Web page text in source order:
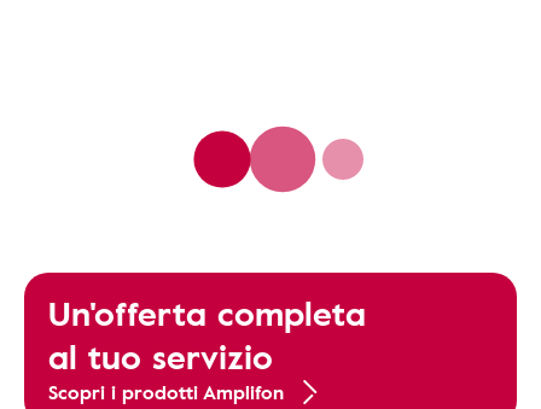
Un'offerta completa
al tuo servizio
Scopri i prodotti Amplifon